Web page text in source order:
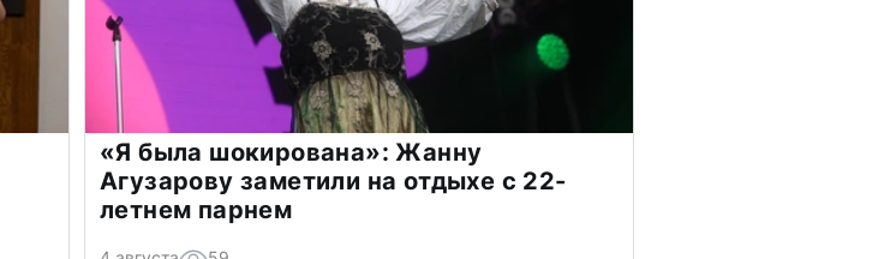
«Я была шокирована»: Жанну
Агузарову заметили на отдыхе с 22-
летнем парнем